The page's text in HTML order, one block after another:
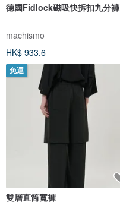
德國Fidlock磁吸快拆扣九分褲
machismo
HK$ 933.6
免運
雙層直筒寬褲